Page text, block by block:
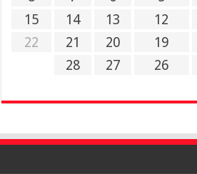
12
13
14
15
19
20
21
22
26
27
28